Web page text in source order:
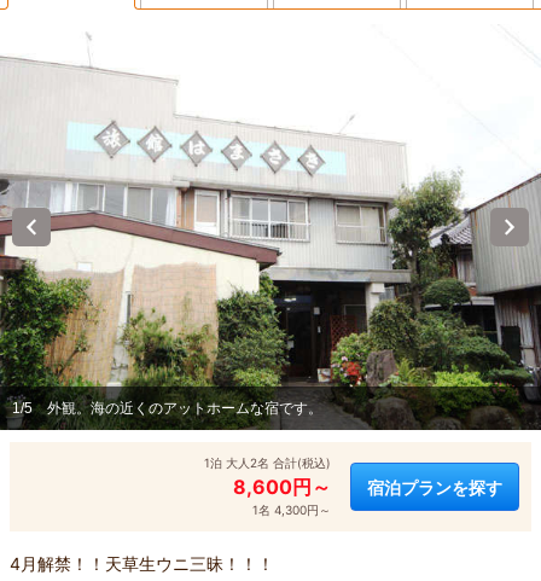
1/5 外観。海の近くのアットホームな宿です。
1泊 大人2名 合計(税込)
8,600円～
1名 4,300円～
宿泊プランを探す
4月解禁！！天草生ウニ三昧！！！